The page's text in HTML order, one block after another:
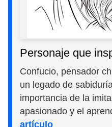
Personaje que
Confucio, pensador
un legado de
importancia de la
apasionado y el
artículo